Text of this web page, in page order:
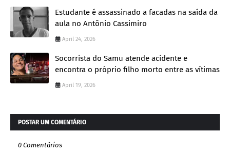
Estudante é assassinado a facadas na saída da
aula no Antônio Cassimiro
April 24, 2026
Socorrista do Samu atende acidente e
encontra o próprio filho morto entre as vítimas
April 19, 2026
POSTAR UM COMENTÁRIO
0 Comentários